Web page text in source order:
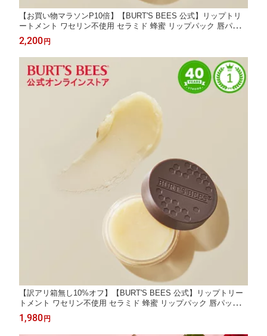
【お買い物マラソンP10倍】【BURT'S BEES 公式】リップトリ
ートメント ワセリン不使用 セラミド 蜂蜜 リップパック 唇パック
リップマスク 保湿 スペシャルケア 自然由来 バーツビーズ BURT
S BEES
2,200 円
【訳アリ箱無し10%オフ】【BURT'S BEES 公式】リップトリー
トメント ワセリン不使用 セラミド 蜂蜜 リップパック 唇パック
リップマスク 保湿 スペシャルケア 自然由来 バーツビーズ BURT
S BEES
1,980 円